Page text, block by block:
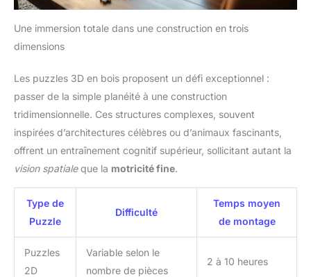
Une immersion totale dans une construction en trois
dimensions
Les puzzles 3D en bois proposent un défi exceptionnel :
passer de la simple planéité à une construction
tridimensionnelle. Ces structures complexes, souvent
inspirées d’architectures célèbres ou d’animaux fascinants,
offrent un entraînement cognitif supérieur, sollicitant autant la
vision spatialeque la motricité fine.
Type de
Puzzle
Difficulté
Temps moyen
de montage
Puzzles
2D
Variable selon le
nombre de pièces
2 à 10 heures